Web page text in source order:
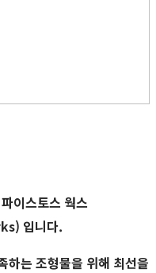
이스토스 웍스
입니다.
하는 조형물을 위해 최선을